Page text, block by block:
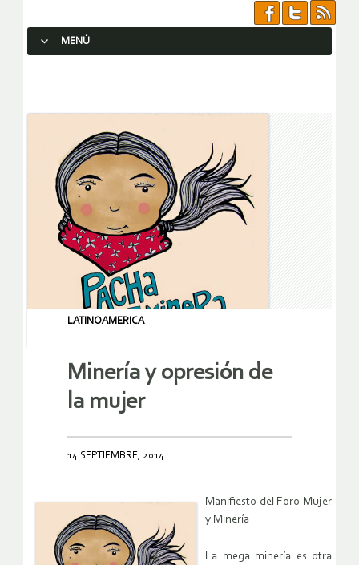
MENÚ
LATINOAMERICA
Minería y opresión de
la mujer
14 SEPTIEMBRE, 2014
Manifiesto del Foro Mujer
y Minería
La mega minería es otra